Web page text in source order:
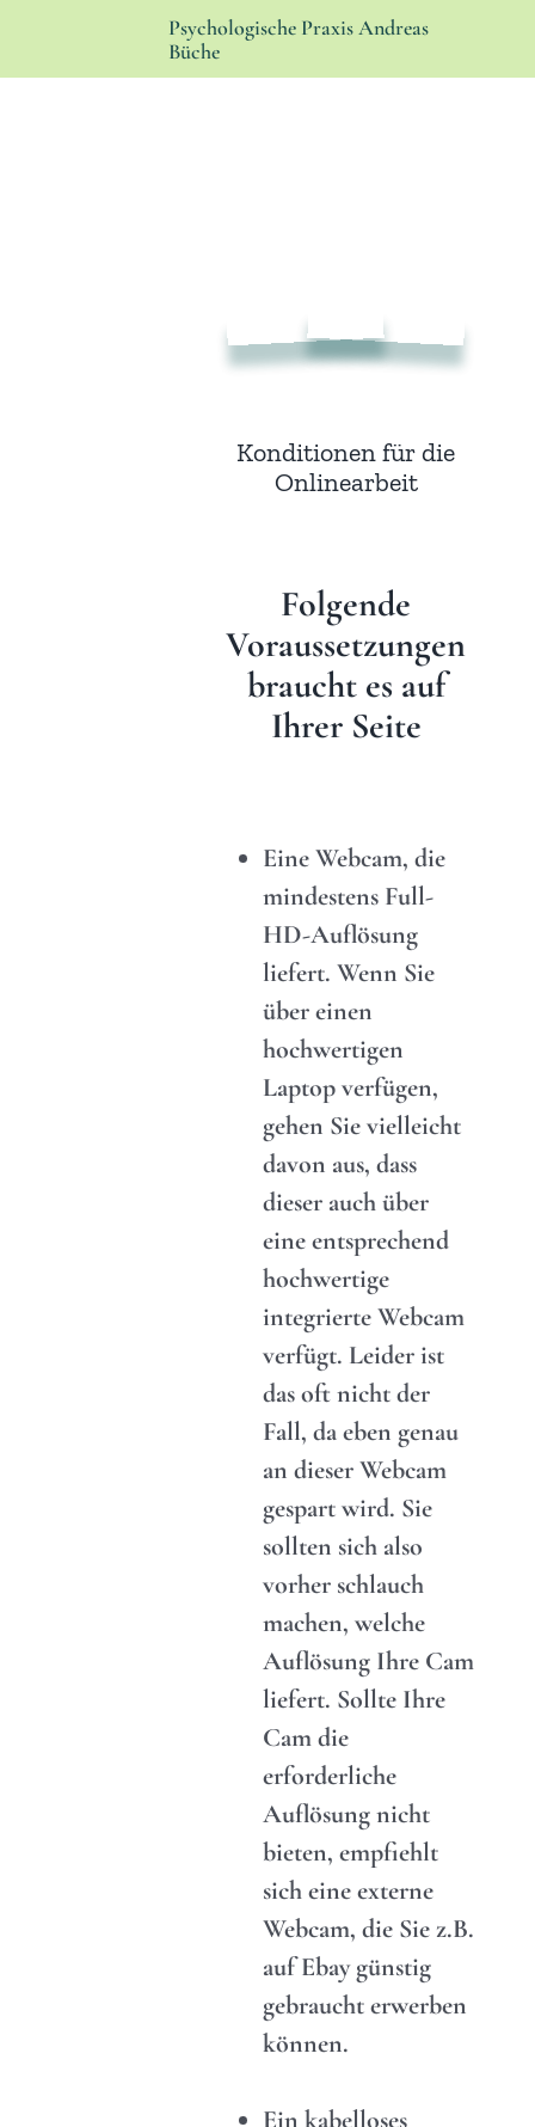
springen
Psychologische Praxis Andreas
Büche
Konditionen für die
Onlinearbeit
Folgende
Voraussetzungen
braucht es auf
Ihrer Seite
Eine Webcam, die
mindestens Full-
HD-Auflösung
liefert. Wenn Sie
über einen
hochwertigen
Laptop verfügen,
gehen Sie vielleicht
davon aus, dass
dieser auch über
eine entsprechend
hochwertige
integrierte Webcam
verfügt. Leider ist
das oft nicht der
Fall, da eben genau
an dieser Webcam
gespart wird. Sie
sollten sich also
vorher schlauch
machen, welche
Auflösung Ihre Cam
liefert. Sollte Ihre
Cam die
erforderliche
Auflösung nicht
bieten, empfiehlt
sich eine externe
Webcam, die Sie z.B.
auf Ebay günstig
gebraucht erwerben
können.
Ein kabelloses